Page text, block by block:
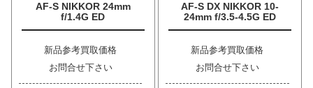
AF-S NIKKOR 24mm
f/1.4G ED
新品参考買取価格
お問合せ下さい
AF-S DX NIKKOR 10-
24mm f/3.5-4.5G ED
新品参考買取価格
お問合せ下さい